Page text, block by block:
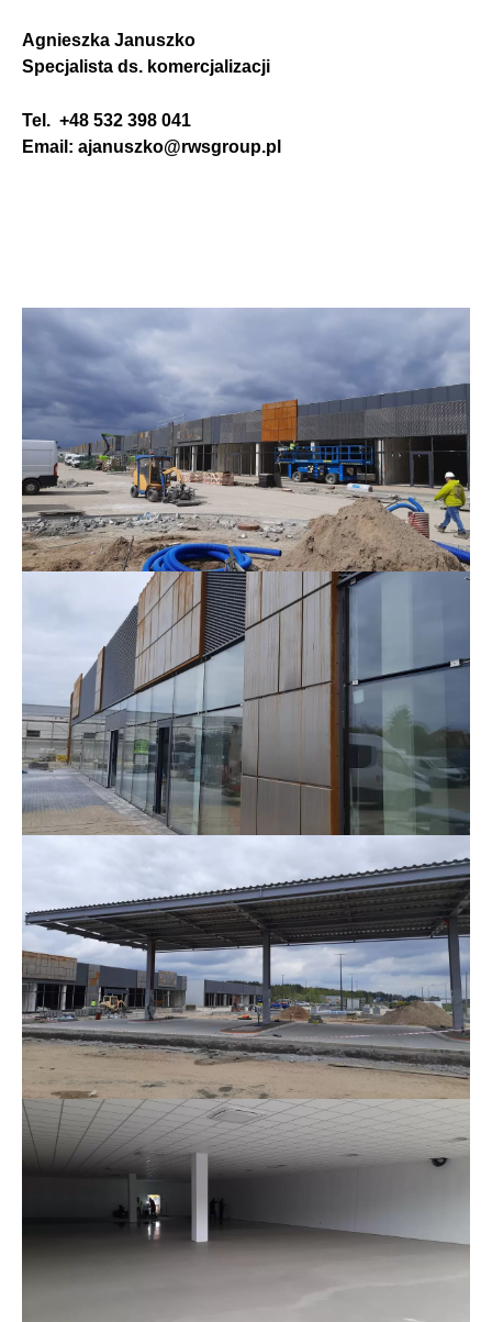
Agnieszka Januszko
Specjalista ds. komercjalizacji
Tel. +48 532 398 041
Email: ajanuszko@rwsgroup.pl